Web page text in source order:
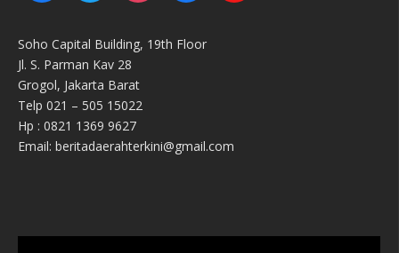
Soho Capital Building, 19th Floor
Jl. S. Parman Kav 28
Grogol, Jakarta Barat
Telp 021 – 505 15022
Hp : 0821 1369 9627
Email: beritadaerahterkini@gmail.com